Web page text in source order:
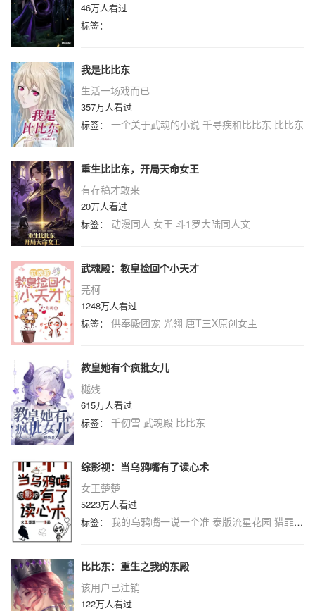
46万人看过
标签：
我是比比东
生活一场戏而已
357万人看过
标签： 一个关于武魂的小说 千寻疾和比比东 比比东
重生比比东，开局天命女王
有存稿才敢来
20万人看过
标签： 动漫同人 女王 斗1罗大陆同人文
武魂殿：教皇捡回个小天才
芫柯
1248万人看过
标签： 供奉殿团宠 光翎 唐T三X原创女主
教皇她有个疯批女儿
樾残
615万人看过
标签： 千仞雪 武魂殿 比比东
综影视：当乌鸦嘴有了读心术
女王楚楚
5223万人看过
标签： 我的乌鸦嘴一说一个准 泰版流星花园 猎罪图鉴
比比东：重生之我的东殿
该用户已注销
122万人看过